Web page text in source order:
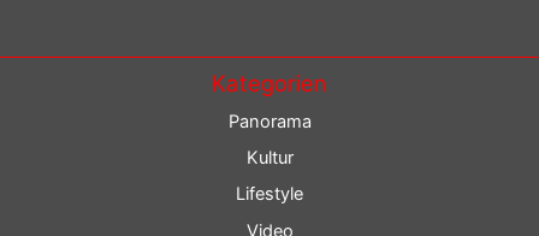
Kategorien
Panorama
Kultur
Lifestyle
Video